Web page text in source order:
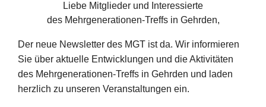
Liebe Mitglieder und Interessierte
des Mehrgenerationen-Treffs in Gehrden,
Der neue Newsletter des MGT ist da. Wir informieren
Sie über aktuelle Entwicklungen und die Aktivitäten
des Mehrgenerationen-Treffs in Gehrden und laden
herzlich zu unseren Veranstaltungen ein.